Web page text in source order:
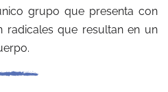
grupo que presenta con
radicales que resultan en un